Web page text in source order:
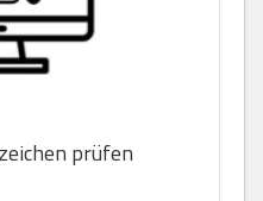
prüfen